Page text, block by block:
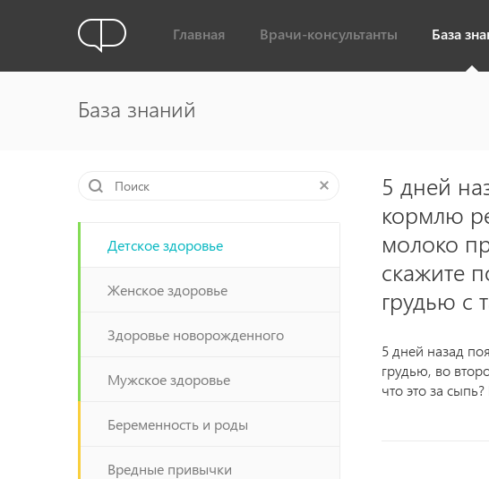
Главная Врачи-консультанты База
База знаний
5 дней
кормлю
молоко
скажите
грудью с
5 дней назад
грудью, во
что это за
Детское здоровье
Женское здоровье
Здоровье новорожденного
Мужское здоровье
Беременность и роды
Вредные привычки